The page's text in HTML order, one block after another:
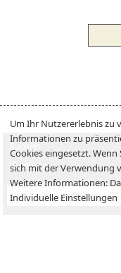
Anfragen
Suchen
Vermieten
Verkaufen
Kaufen
Um Ihr Nutzererlebnis zu
Informationen zu
Cookies eingesetzt. Wenn
sich mit der Verwendung
Weitere Informationen:
Individuelle Einstellungen